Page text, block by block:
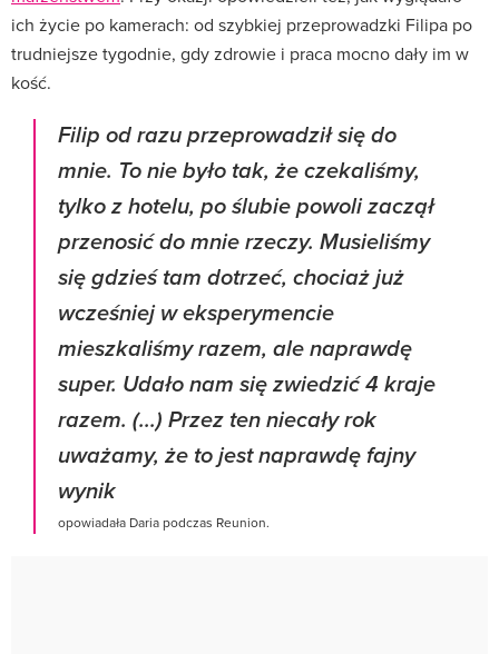
ich życie po kamerach: od szybkiej przeprowadzki Filipa po
trudniejsze tygodnie, gdy zdrowie i praca mocno dały im w
kość.
Filip od razu przeprowadził się do
mnie. To nie było tak, że czekaliśmy,
tylko z hotelu, po ślubie powoli zaczął
przenosić do mnie rzeczy. Musieliśmy
się gdzieś tam dotrzeć, chociaż już
wcześniej w eksperymencie
mieszkaliśmy razem, ale naprawdę
super. Udało nam się zwiedzić 4 kraje
razem. (...) Przez ten niecały rok
uważamy, że to jest naprawdę fajny
wynik
opowiadała Daria podczas Reunion.